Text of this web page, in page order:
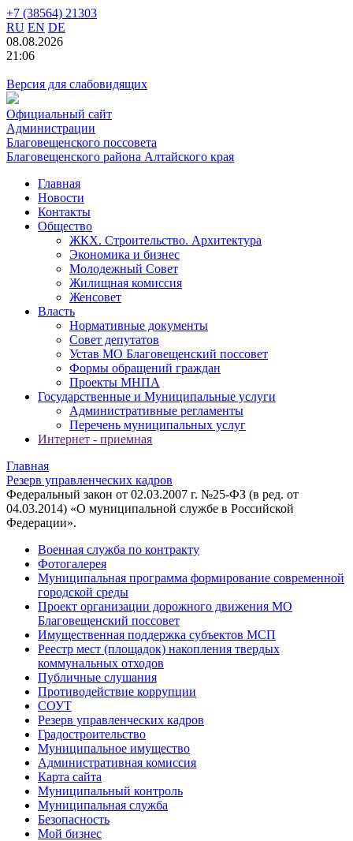
+7 (38564) 21303
RU EN DE
08.08.2026
21:06
Версия для слабовидящих
Официальный сайт
Администрации
Благовещенского поссовета
Благовещенского района Алтайского края
Главная
Новости
Контакты
Общество
ЖКХ. Строительство. Архитектура
Экономика и бизнес
Молодежный Совет
Жилищная комиссия
Женсовет
Власть
Нормативные документы
Совет депутатов
Устав МО Благовещенский поссовет
Формы обращений граждан
Проекты МНПА
Государственные и Муниципальные услуги
Административные регламенты
Перечень муниципальных услуг
Интернет - приемная
Главная
Резерв управленческих кадров
Федеральный закон от 02.03.2007 г. №25-ФЗ (в ред. от
04.03.2014) «О муниципальной службе в Российской
Федерации».
Военная служба по контракту
Фотогалерея
Муниципальная программа формирование современной
городской среды
Проект организации дорожного движения МО
Благовещенский поссовет
Имущественная поддержка субъектов МСП
Реестр мест (площадок) накопления твердых
коммунальных отходов
Публичные слушания
Противодействие коррупции
СОУТ
Резерв управленческих кадров
Градостроительство
Муниципальное имущество
Административная комиссия
Карта сайта
Муниципальный контроль
Муниципальная служба
Безопасность
Мой бизнес